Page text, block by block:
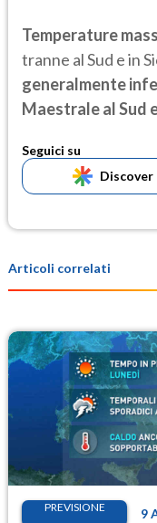
Temperature
tranne al Sud e in
generalmente
Maestrale al Sud
Seguici su
Discover
Articoli correlati
PREVISIONE 9